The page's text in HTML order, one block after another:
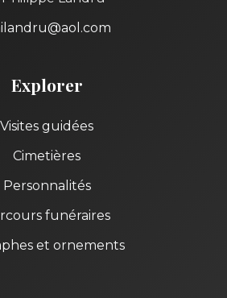
Explorer
Visites guidées
Cimetières
Personnalités
funéraires
et ornements